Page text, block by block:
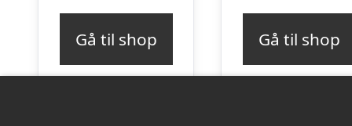
Gå til shop Gå til shop